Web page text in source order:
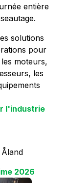
entière
solutions
pour
moteurs,
les
l'industrie
2026